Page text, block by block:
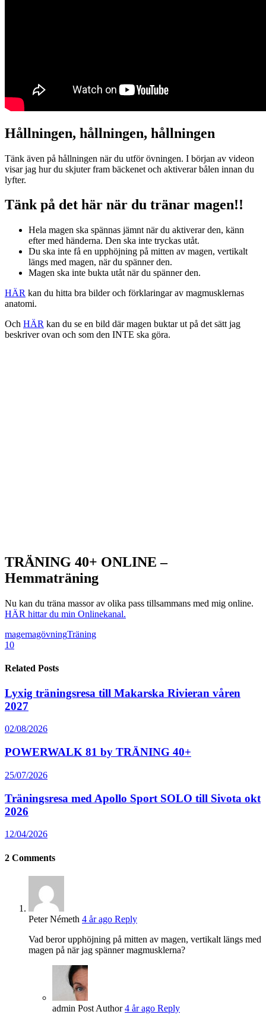
Hållningen, hållningen, hållningen
Tänk även på hållningen när du utför övningen. I början av videon
visar jag hur du skjuter fram bäckenet och aktiverar bålen innan du
lyfter.
Tänk på det här när du tränar magen!!
Hela magen ska spännas jämnt när du aktiverar den, känn
efter med händerna. Den ska inte tryckas utåt.
Du ska inte få en upphöjning på mitten av magen, vertikalt
längs med magen, när du spänner den.
Magen ska inte bukta utåt när du spänner den.
HÄR kan du hitta bra bilder och förklaringar av magmusklernas
anatomi.
Och HÄR kan du se en bild där magen buktar ut på det sätt jag
beskriver ovan och som den INTE ska göra.
TRÄNING 40+ ONLINE –
Hemmaträning
Nu kan du träna massor av olika pass tillsammans med mig online.
HÄR hittar du min Onlinekanal.
magemagövningTräning
10
Related Posts
Lyxig träningsresa till Makarska Rivieran våren
2027
02/08/2026
POWERWALK 81 by TRÄNING 40+
25/07/2026
Träningsresa med Apollo Sport SOLO till Sivota okt
2026
12/04/2026
2 Comments
Peter Németh 4 år ago Reply
Vad beror upphöjning på mitten av magen, vertikalt längs med
magen på när jag spänner magmusklerna?
admin Post Author 4 år ago Reply